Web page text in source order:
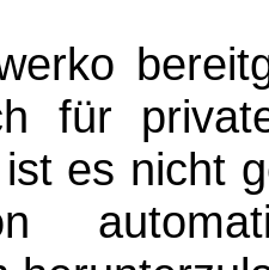
für
es nicht